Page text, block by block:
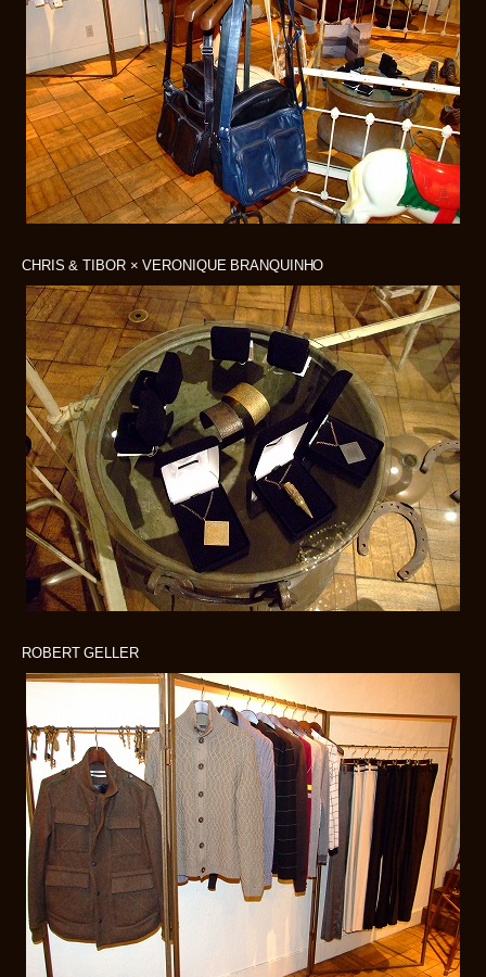
CHRIS & TIBOR × VERONIQUE BRANQUINHO
ROBERT GELLER